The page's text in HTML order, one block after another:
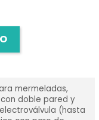
mermeladas,
doble pared y
(hasta